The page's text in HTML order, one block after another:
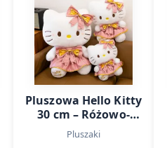
Pluszowa Hello Kitty
30 cm – Różowo-
Złota Sukienka,
Kolekcjonerska
Pluszaki